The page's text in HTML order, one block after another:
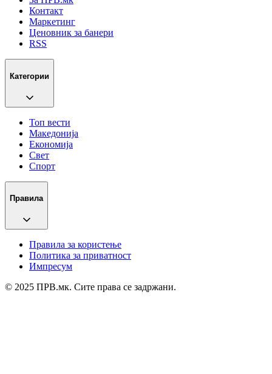
Контакт
Маркетинг
Ценовник за банери
RSS
Категории
Топ вести
Македонија
Економија
Свет
Спорт
Правила
Правила за користење
Политика за приватност
Импресум
© 2025 ПРВ.мк. Сите права се задржани.